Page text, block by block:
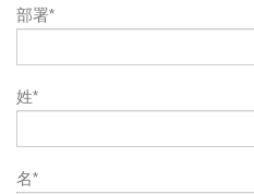
部署*
姓*
名*